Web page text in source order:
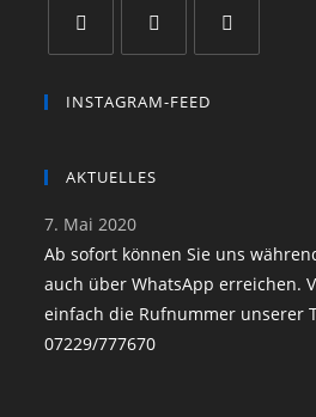
INSTAGRAM-FEED
AKTUELLES
7. Mai 2020
Ab sofort können Sie uns
auch über WhatsApp erreichen.
einfach die Rufnummer unserer
07229/777670